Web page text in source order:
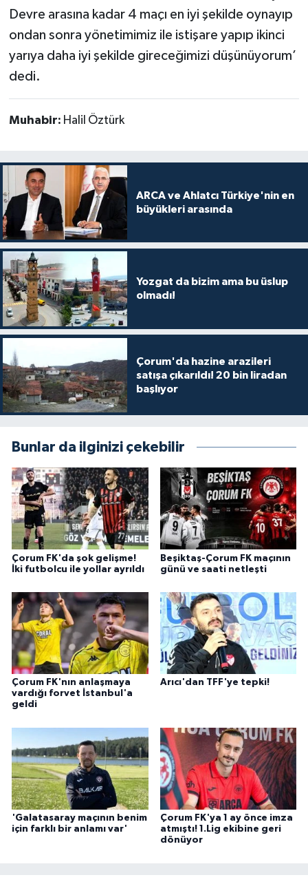
Devre arasına kadar 4 maçı en iyi şekilde oynayıp
ondan sonra yönetimimiz ile istişare yapıp ikinci
yarıya daha iyi şekilde gireceğimizi düşünüyorum’
dedi.
Muhabir: Halil Öztürk
ARCA ve Ahlatcı Türkiye'nin en
büyükleri arasında
Yozgat da bizim ama bu üslup
olmadı!
Çorum'da hazine arazileri
satışa çıkarıldı! 20 bin liradan
başlıyor
Bunlar da ilginizi çekebilir
Çorum FK'da şok gelişme!
İki futbolcu ile yollar ayrıldı
Beşiktaş-Çorum FK maçının
günü ve saati netleşti
Çorum FK'nın anlaşmaya
vardığı forvet İstanbul'a
geldi
Arıcı'dan TFF'ye tepki!
'Galatasaray maçının benim
için farklı bir anlamı var'
Çorum FK'ya 1 ay önce imza
atmıştı! 1.Lig ekibine geri
dönüyor